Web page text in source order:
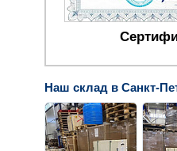
Наш склад в Санкт-